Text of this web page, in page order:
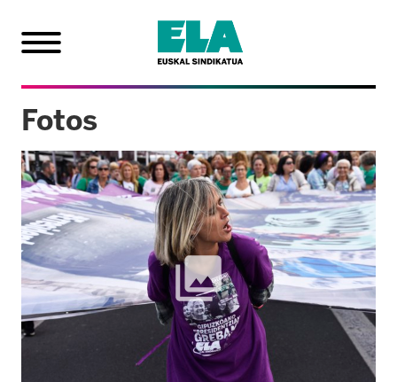
Fotos